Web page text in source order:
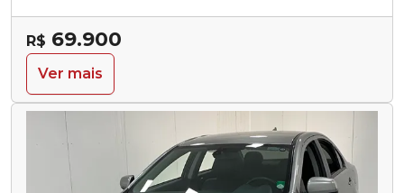
R$ 69.900
Ver mais